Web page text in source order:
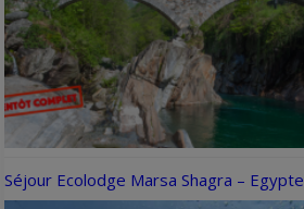
Séjour Ecolodge Marsa Shagra – Egypte